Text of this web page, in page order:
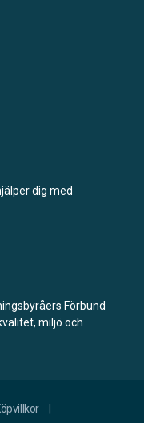
dig med
Förbund
miljö och